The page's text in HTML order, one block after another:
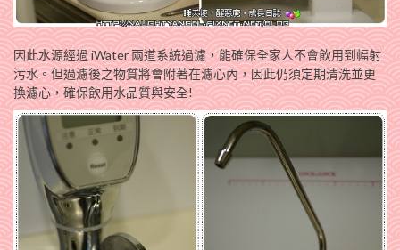
因此水源經過 iWater 兩道系統過濾，能確保全家人不會飲用到幅射
污水。但過濾後之物質將會附著在濾心內，因此仍須定期清洗並更
換濾心，確保飲用水品質與安全!